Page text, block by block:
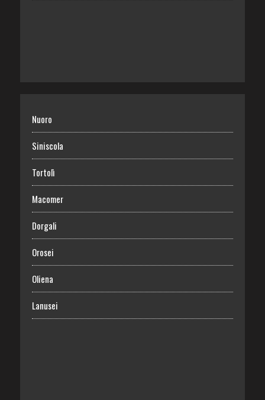
Nuoro
Siniscola
Tortolì
Macomer
Dorgali
Orosei
Oliena
Lanusei